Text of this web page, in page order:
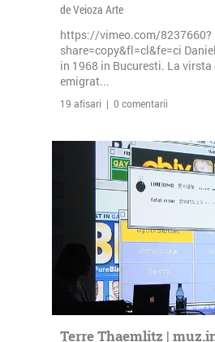
de Veioza Arte
https://vimeo.com/8237660?
share=copy&fl=cl&fe=ci
in 1968 in Bucuresti. La virsta
emigrat...
19 afisari | 0 comentarii
Terre Thaemlitz |